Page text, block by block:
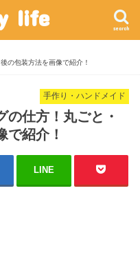
life search
の包装方法を画像で紹介！
手作り・ハンドメイド
の仕方！丸ごと・
で紹介！
LINE